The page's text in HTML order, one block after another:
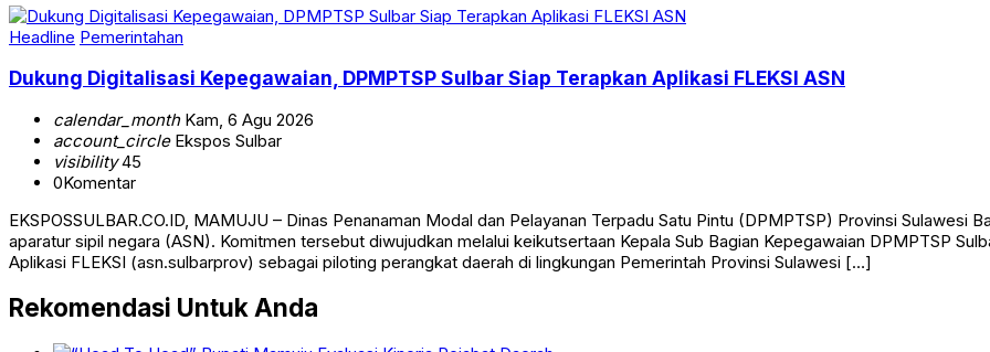
Headline Pemerintahan
Dukung Digitalisasi Kepegawaian, DPMPTSP Sulbar Siap Terapkan Aplikasi FLEKSI ASN
calendar_monthKam, 6 Agu 2026
account_circleEkspos Sulbar
visibility45
0Komentar
EKSPOSSULBAR.CO.ID, MAMUJU – Dinas Penanaman Modal dan Pelayanan Terpadu Satu Pintu (DPMPTSP) Provinsi Sulawesi
aparatur sipil negara (ASN). Komitmen tersebut diwujudkan melalui keikutsertaan Kepala Sub Bagian Kepegawaian DPMPTSP
Aplikasi FLEKSI (asn.sulbarprov) sebagai piloting perangkat daerah di lingkungan Pemerintah Provinsi Sulawesi […]
Rekomendasi Untuk Anda